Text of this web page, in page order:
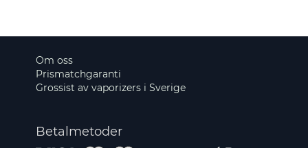
Om oss
Prismatchgaranti
Grossist av vaporizers i Sverige
Betalmetoder